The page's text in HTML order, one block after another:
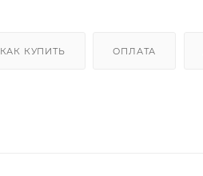
КАК КУПИТЬ ОПЛАТА